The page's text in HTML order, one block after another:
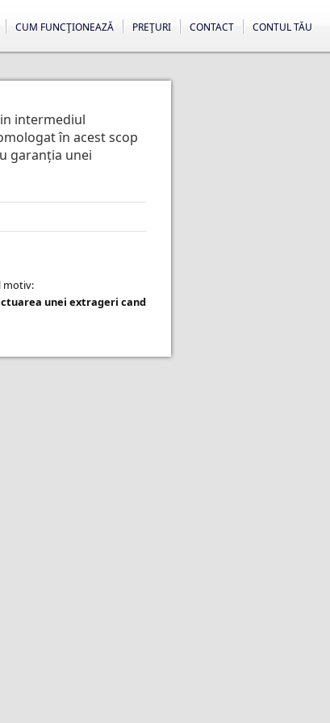
CONTUL TĂU
CONTACT
PREŢURI
CUM FUNCŢIONEAZĂ
intermediul
în acest scop
garanția unei
motiv:
unei extrageri cand